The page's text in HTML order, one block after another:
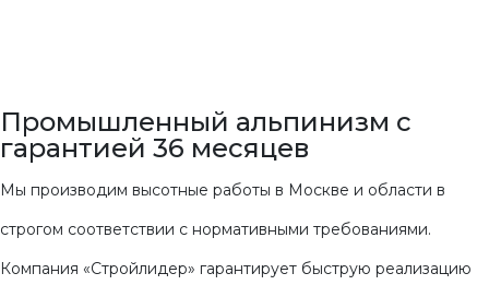
Промышленный альпинизм с
гарантией 36 месяцев
Мы производим высотные работы в Москве и области в
строгом соответствии с нормативными требованиями.
Компания «Стройлидер» гарантирует быструю реализацию